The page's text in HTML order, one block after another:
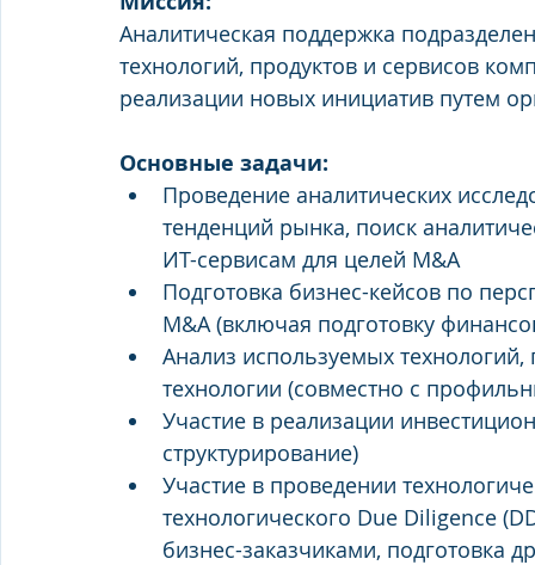
Аналитическая поддержка
технологий, продуктов и сервисов
реализации новых инициатив путем
Основные задачи:
Проведение аналитических
тенденций рынка, поиск
ИТ-сервисам для целей M&A
Подготовка бизнес-кейсов по
M&A (включая подготовку
Анализ используемых
технологии (совместно с
Участие в реализации
структурирование)
Участие в проведении
технологического Due Diligence
бизнес-заказчиками, подготовка